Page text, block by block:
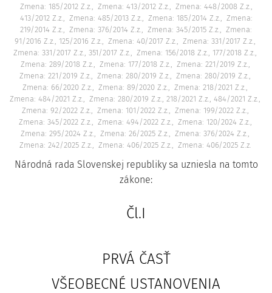
Zmena: 185/2012 Z.z.
Zmena: 413/2012 Z.z.
Zmena: 448/2008 Z.z.,
413/2012 Z.z.
Zmena: 485/2013 Z.z. Zmena: 185/2014 Z.z.
Zmena:
219/2014 Z.z.
Zmena: 376/2014 Z.z. Zmena: 345/2015 Z.z.
Zmena:
91/2016 Z.z., 125/2016 Z.z.
Zmena: 40/2017 Z.z.
Zmena: 331/2017 Z.z.
Zmena: 331/2017 Z.z., 351/2017 Z.z.
Zmena: 156/2018 Z.z., 177/2018 Z.z.
Zmena: 289/2018 Z.z.
Zmena: 177/2018 Z.z.
Zmena: 221/2019 Z.z.
Zmena: 221/2019 Z.z.
Zmena: 280/2019 Z.z.
Zmena: 280/2019 Z.z.
Zmena: 66/2020 Z.z.
Zmena: 89/2020 Z.z.
Zmena: 218/2021 Z.z.
Zmena: 484/2021 Z.z.
Zmena: 280/2019 Z.z., 218/2021 Z.z., 484/2021 Z.z.
Zmena: 92/2022 Z.z.
Zmena: 101/2022 Z.z.
Zmena: 199/2022 Z.z.
Zmena: 345/2022 Z.z.
Zmena: 494/2022 Z.z.
Zmena: 120/2024 Z.z.
Zmena: 295/2024 Z.z.
Zmena: 26/2025 Z.z.
Zmena: 376/2024 Z.z.
Zmena: 242/2025 Z.z.
Zmena: 406/2025 Z.z. Zmena: 406/2025 Z.z.
Národná rada Slovenskej republiky sa uzniesla na tomto
zákone:
Čl.I
PRVÁ ČASŤ
VŠEOBECNÉ USTANOVENIA